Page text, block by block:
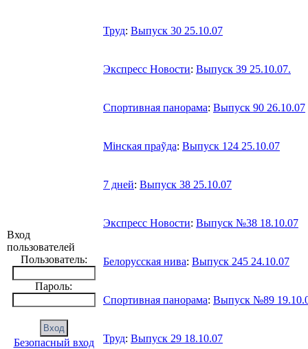
Вход
пользователей
Пользователь:
Пароль:
Безопасный вход
Труд: Выпуск 30 25.10.07
Экспресс Новости: Выпуск 39 25.10.07.
Спортивная панорама: Выпуск 90 26.10.07
Мiнская праỹда: Выпуск 124 25.10.07
7 дней: Выпуск 38 25.10.07
Экспресс Новости: Выпуск №38 18.10.07
Белорусская нива: Выпуск 245 24.10.07
Спортивная панорама: Выпуск №89
Труд: Выпуск 29 18.10.07